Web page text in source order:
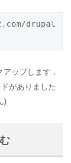
drupal
ップします．
がありました
)